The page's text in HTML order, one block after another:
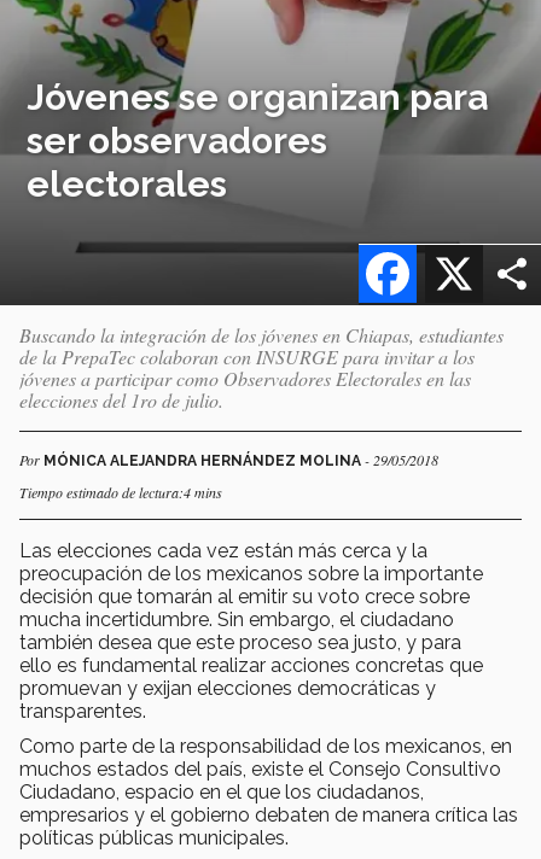
Jóvenes se organizan para
ser observadores
electorales
X
Facebook
Buscando la integración de los jóvenes en Chiapas, estudiantes
de la PrepaTec colaboran con INSURGE para invitar a los
jóvenes a participar como Observadores Electorales en las
elecciones del 1ro de julio.
Por MÓNICA ALEJANDRA HERNÁNDEZ MOLINA - 29/05/2018
Tiempo estimado de lectura:4 mins
Las elecciones cada vez están más cerca y la
preocupación de los mexicanos sobre la importante
decisión que tomarán al emitir su voto crece sobre
mucha incertidumbre. Sin embargo, el ciudadano
también desea que este proceso sea justo, y para
ello es fundamental realizar acciones concretas que
promuevan y exijan elecciones democráticas y
transparentes.
Como parte de la responsabilidad de los mexicanos, en
muchos estados del país, existe el Consejo Consultivo
Ciudadano, espacio en el que los ciudadanos,
empresarios y el gobierno debaten de manera crítica las
políticas públicas municipales.